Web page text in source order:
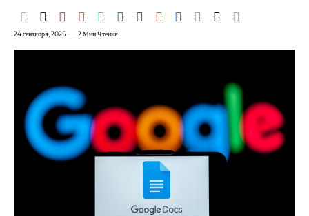
24 сентября, 2025 2 Мин Чтения